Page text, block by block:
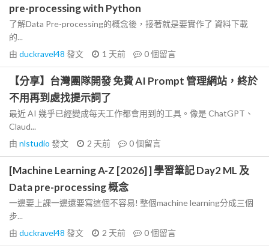
pre-processing with Python
了解Data Pre-processing的概念後，接著就是要實作了 資料下載
的...
由 duckravel48 發文 1 天前 0個留言
【分享】台灣團隊開發 免費 AI Prompt 管理網站，終於
不用再到處找提示詞了
最近 AI 幾乎已經變成每天工作都會用到的工具。像是 ChatGPT、
Claud...
由 nlstudio 發文 2 天前 0個留言
[Machine Learning A-Z [2026] ] 學習筆記 Day2 ML 及
Data pre-processing 概念
一邊要上課一邊還要寫這個不容易! 整個machine learning分成三個
步...
由 duckravel48 發文 2 天前 0個留言